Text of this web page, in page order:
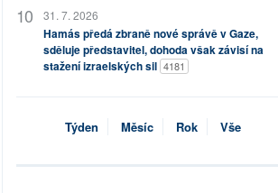
31. 7. 2026
Hamás předá zbraně nové správě v Gaze,
sděluje představitel, dohoda však závisí na
stažení izraelských sil 4181
Týden Měsíc Rok Vše